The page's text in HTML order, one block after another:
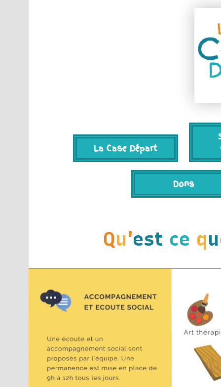
La Case Départ
Dons
Qu'est ce qu